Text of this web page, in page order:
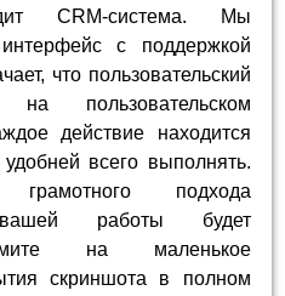
CRM-система. Мы
с поддержкой
что пользовательский
пользовательском
действие находится
всего выполнять.
подхода
вашей работы будет
на маленькое
скриншота в полном